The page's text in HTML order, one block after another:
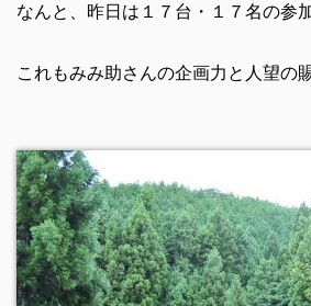
なんと、昨日は１７台・１７名の参
これもみみ助さんの企画力と人望の